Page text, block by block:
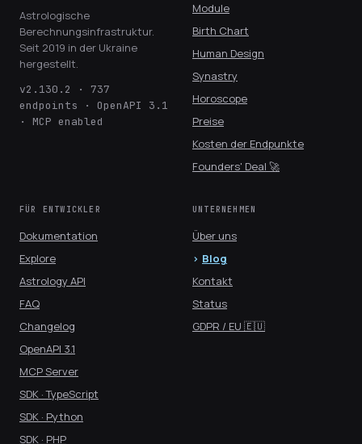
Astrologische
Berechnungsinfrastruktur.
Seit 2019 in der Ukraine
hergestellt.
v2.130.2 · 737
endpoints · OpenAPI 3.1
· MCP enabled
Module
Birth Chart
Human Design
Synastry
Horoscope
Preise
Kosten der Endpunkte
Founders' Deal 🚀
FÜR ENTWICKLER
Dokumentation
Explore
Astrology API
FAQ
Changelog
OpenAPI 3.1
MCP Server
SDK · TypeScript
SDK · Python
SDK · PHP
UNTERNEHMEN
Über uns
Blog
Kontakt
Status
GDPR / EU 🇪🇺